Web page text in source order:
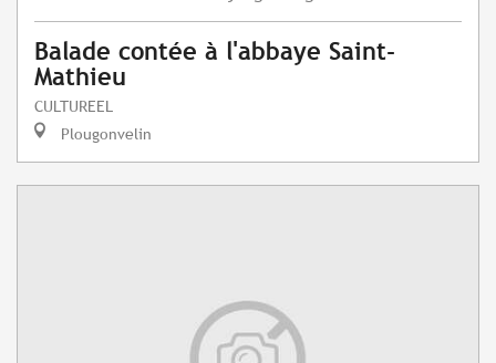
Balade contée à l'abbaye Saint-
Mathieu
CULTUREEL
Plougonvelin